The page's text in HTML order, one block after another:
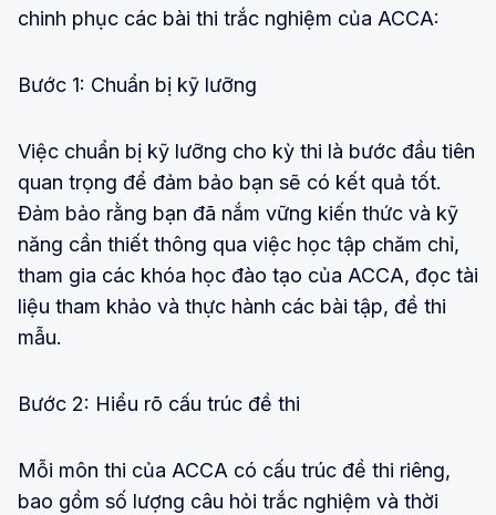
chinh phục các bài thi trắc nghiệm của ACCA:
Bước 1: Chuẩn bị kỹ lưỡng
Việc chuẩn bị kỹ lưỡng cho kỳ thi là bước đầu tiên
quan trọng để đảm bảo bạn sẽ có kết quả tốt.
Đảm bảo rằng bạn đã nắm vững kiến thức và kỹ
năng cần thiết thông qua việc học tập chăm chỉ,
tham gia các khóa học đào tạo của ACCA, đọc tài
liệu tham khảo và thực hành các bài tập, đề thi
mẫu.
Bước 2: Hiểu rõ cấu trúc đề thi
Mỗi môn thi của ACCA có cấu trúc đề thi riêng,
bao gồm số lượng câu hỏi trắc nghiệm và thời